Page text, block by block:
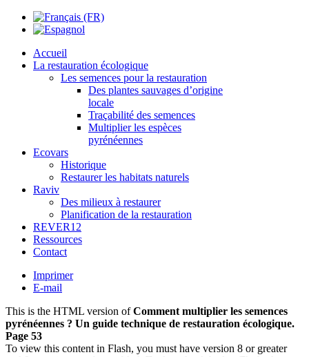
Accueil
La restauration écologique
Les semences pour la restauration
Des plantes sauvages d’origine
locale
Traçabilité des semences
Multiplier les espèces
pyrénéennes
Ecovars
Historique
Restaurer les habitats naturels
Raviv
Des milieux à restaurer
Planification de la restauration
REVER12
Ressources
Contact
Imprimer
E-mail
This is the HTML version ofComment multiplier les semences
pyrénéennes ? Un guide technique de restauration écologique.
Page 53
To view this content in Flash, you must have version 8 or greater